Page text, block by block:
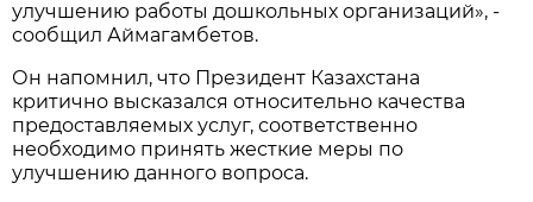
улучшению работы дошкольных организаций», -
сообщил Аймагамбетов.
Он напомнил, что Президент Казахстана
критично высказался относительно качества
предоставляемых услуг, соответственно
необходимо принять жесткие меры по
улучшению данного вопроса.